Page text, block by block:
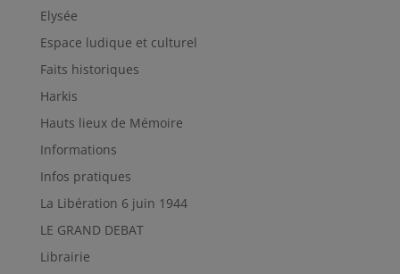
Elysée
Espace ludique et culturel
Faits historiques
Harkis
Hauts lieux de Mémoire
Informations
Infos pratiques
La Libération 6 juin 1944
LE GRAND DEBAT
Librairie